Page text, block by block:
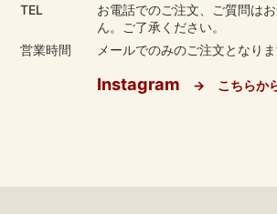
TEL
お電話でのご注文、ご質問は
ん。ご了承くだ
営業時間
メールでのみのご注文となり
Instagram → こちらか